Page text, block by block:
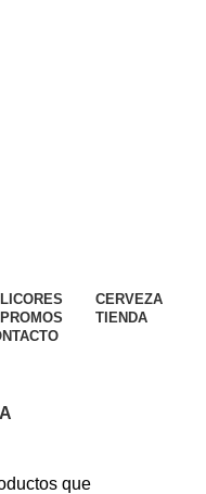
LICORES
CERVEZA
PROMOS
TIENDA
que